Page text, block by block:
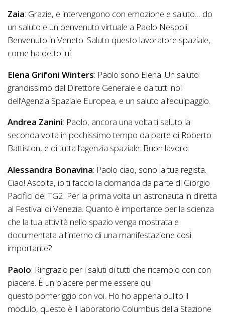
Zaia: Grazie, e intervengono con emozione e saluto… do
un saluto e un benvenuto virtuale a Paolo Nespoli.
Benvenuto in Veneto. Saluto questo lavoratore spaziale,
come ha detto lui.
Elena Grifoni Winters: Paolo sono Elena. Un saluto
grandissimo dal Direttore Generale e da tutti noi
dell’Agenzia Spaziale Europea, e un saluto all’equipaggio.
Andrea Zanini: Paolo, ancora una volta ti saluto la
seconda volta in pochissimo tempo da parte di Roberto
Battiston, e di tutta l’agenzia spaziale. Buon lavoro.
Alessandra Bonavina: Paolo ciao, sono la tua regista.
Ciao! Ascolta, io ti faccio la domanda da parte di Giorgio
Pacifici del TG2. Per la prima volta un astronauta in diretta
al Festival di Venezia. Quanto è importante per la scienza
che la tua attività nello spazio venga mostrata e
documentata all’interno di una manifestazione così
importante?
Paolo: Ringrazio per i saluti di tutti che ricambio con con
piacere. È un piacere per me essere qui
questo pomeriggio con voi. Ho ho appena pulito il
modulo, questo è il laboratorio Columbus della Stazione